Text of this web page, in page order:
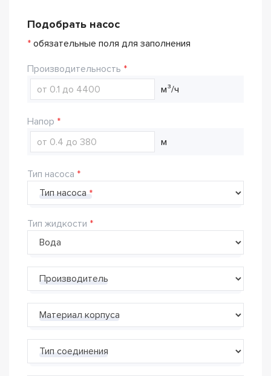
Подобрать насос
* обязательные поля для заполнения
Производительность
м³/ч
Напор
м
Тип насоса
Тип насоса
Тип жидкости
Производитель
Материал корпуса
Тип соединения